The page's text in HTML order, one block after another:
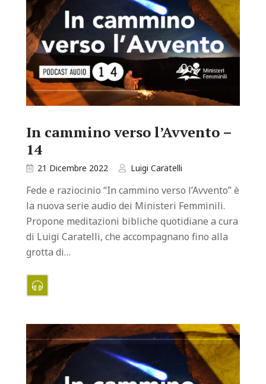
In cammino verso l’Avvento –
14
21 Dicembre 2022 Luigi Caratelli
Fede e raziocinio “In cammino verso l’Avvento” è
la nuova serie audio dei Ministeri Femminili.
Propone meditazioni bibliche quotidiane a cura
di Luigi Caratelli, che accompagnano fino alla
grotta di…